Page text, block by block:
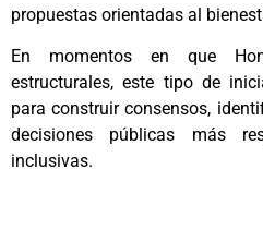
propuestas orientadas al
En momentos en que
estructurales, este tipo de
para construir consensos,
decisiones públicas más
inclusivas.